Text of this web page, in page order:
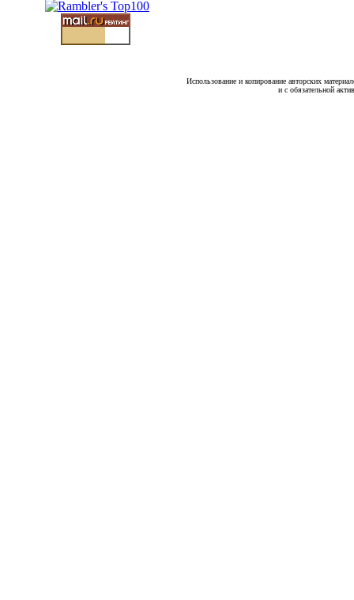
Использование и копирование авторских
и с обязательной